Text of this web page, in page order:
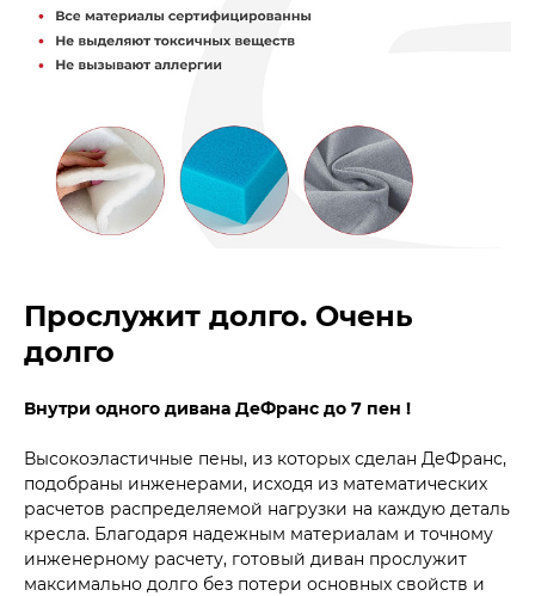
Прослужит долго. Очень
долго
Внутри одного дивана ДеФранс до 7 пен !
Высокоэластичные пены, из которых сделан ДеФранс,
подобраны инженерами, исходя из математических
расчетов распределяемой нагрузки на каждую деталь
кресла. Благодаря надежным материалам и точному
инженерному расчету, готовый диван прослужит
максимально долго без потери основных свойств и